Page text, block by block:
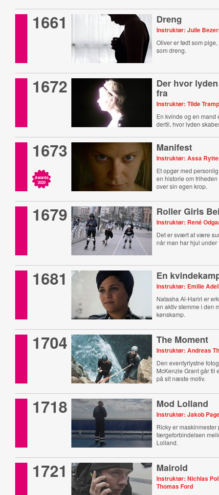
1661 Dreng
Instruktør: Julie
Oliver er født som
som dreng.
1672 Der hvor
fra
Instruktør: Tilde
En kvinde og en mand
dertil, hvor lyden
1673
Awards
2020
Manifest
Instruktør: Assa
Et opgør med
en historie om
over sin egen krop.
1679 Roller Girls
Instruktør: René
Det er svært at være
når man har hjul under
1681 En
Instruktør: Emilie
Natasha Al-Hariri er
en aktiv stemme i den
kønskamp.
1704 The Moment
Instruktør: Andreas
Den eventyrlystne
McKenzie Grant går til
på sit næste motiv.
1718 Mod Lolland
Instruktør: Jakob
Ricky er maskinmester
færgeforbindelsen
Lolland.
1721 Mairold
Instruktør: Nichlas
Thomas Ford